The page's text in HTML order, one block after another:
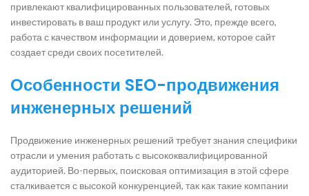
привлекают квалифицированных пользователей, готовых
инвестировать в ваш продукт или услугу. Это, прежде всего,
работа с качеством информации и доверием, которое сайт
создает среди своих посетителей.
Особенности SEO-продвижения
инженерных решений
Продвижение инженерных решений требует знания специфики
отрасли и умения работать с высококвалифицированной
аудиторией. Во-первых, поисковая оптимизация в этой сфере
сталкивается с высокой конкуренцией, так как такие компании